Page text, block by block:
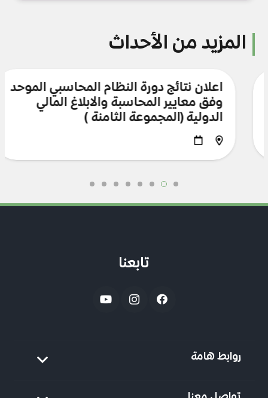
المزيد من الأحداث
اعلان نتائج دورة النظام المحاسبي الموحد
وفق معايير المحاسبة والابلاغ المالي
الدولية (المجموعة الثامنة)
تابعنا
روابط هامة